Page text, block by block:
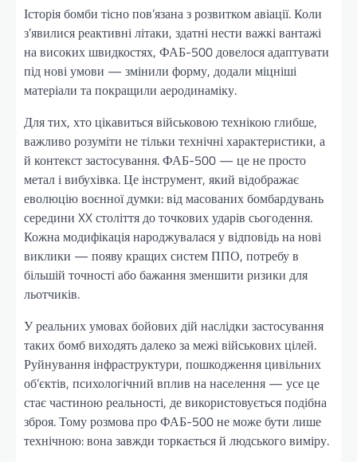
Історія бомби тісно пов’язана з розвитком авіації. Коли
з’явилися реактивні літаки, здатні нести важкі вантажі
на високих швидкостях, ФАБ-500 довелося адаптувати
під нові умови — змінили форму, додали міцніші
матеріали та покращили аеродинаміку.
Для тих, хто цікавиться військовою технікою глибше,
важливо розуміти не тільки технічні характеристики, а
й контекст застосування. ФАБ-500 — це не просто
метал і вибухівка. Це інструмент, який відображає
еволюцію воєнної думки: від масованих бомбардувань
середини XX століття до точкових ударів сьогодення.
Кожна модифікація народжувалася у відповідь на нові
виклики — появу кращих систем ППО, потребу в
більшій точності або бажання зменшити ризики для
льотчиків.
У реальних умовах бойових дій наслідки застосування
таких бомб виходять далеко за межі військових цілей.
Руйнування інфраструктури, пошкодження цивільних
об’єктів, психологічний вплив на населення — усе це
стає частиною реальності, де використовується подібна
зброя. Тому розмова про ФАБ-500 не може бути лише
технічною: вона завжди торкається й людського виміру.